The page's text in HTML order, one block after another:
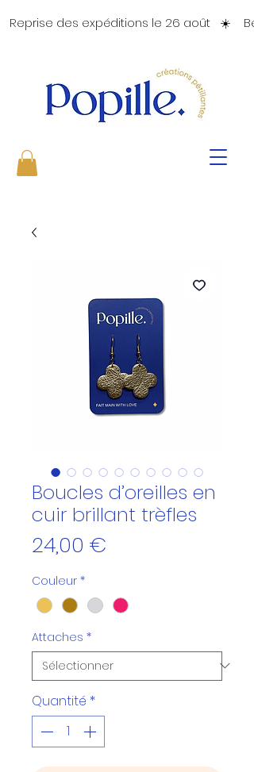
Reprise des expéditions le 26 août   ☀️
Boucles d’oreilles en
cuir brillant trèfles
24,00 €
Couleur *
Attaches *
Quantité *